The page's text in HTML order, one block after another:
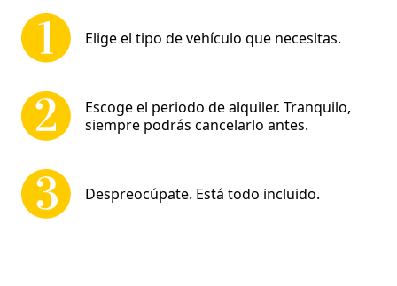
Elige el tipo de vehículo que necesitas.
Escoge el periodo de alquiler. Tranquilo,
siempre podrás cancelarlo antes.
Despreocúpate. Está todo incluido.